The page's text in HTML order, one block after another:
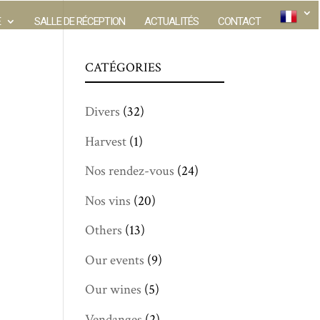
SALLE DE RÉCEPTION ACTUALITÉS CONTACT
CATÉGORIES
Divers (32)
Harvest (1)
Nos rendez-vous (24)
Nos vins (20)
Others (13)
Our events (9)
Our wines (5)